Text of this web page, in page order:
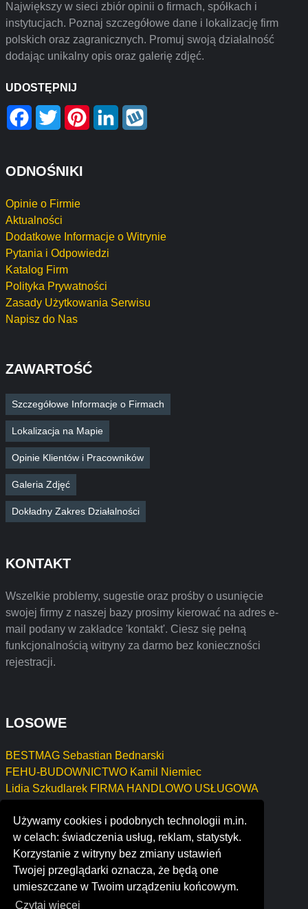
Używamy cookies i podobnych technologii m.in.
w celach: świadczenia usług, reklam, statystyk.
Korzystanie z witryny bez zmiany ustawień
Twojej przeglądarki oznacza, że będą one
umieszczane w Twoim urządzeniu końcowym.
Czytaj więcej
Największy w sieci zbiór opinii o firmach, spółkach i
instytucjach. Poznaj szczegółowe dane i lokalizację firm
polskich oraz zagranicznych. Promuj swoją działalność
dodając unikalny opis oraz galerię zdjęć.
UDOSTĘPNIJ
Facebook
Twitter PinterestLinkedIn
ODNOŚNIKI
Opinie o Firmie
Aktualności
Dodatkowe Informacje o Witrynie
Pytania i Odpowiedzi
Katalog Firm
Polityka Prywatności
Zasady Użytkowania Serwisu
Napisz do Nas
ZAWARTOŚĆ
Szczegółowe Informacje o Firmach
Lokalizacja na Mapie
Opinie Klientów i Pracowników
Galeria Zdjęć
Dokładny Zakres Działalności
KONTAKT
Wszelkie problemy, sugestie oraz prośby o usunięcie
swojej firmy z naszej bazy prosimy kierować na adres e-
mail podany w zakładce 'kontakt'. Ciesz się pełną
funkcjonalnością witryny za darmo bez konieczności
rejestracji.
LOSOWE
BESTMAG Sebastian Bednarski
FEHU-BUDOWNICTWO Kamil Niemiec
Lidia Szkudlarek FIRMA HANDLOWO USŁUGOWA
JĘDRZEJEWSKI
WŁADYSŁAW ZALEWSKI Usługi Introligatorsko-
Poligraficzne
specttra